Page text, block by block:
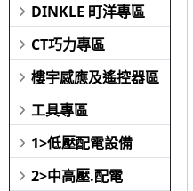
DINKLE 町洋專區
CT巧力專區
樓宇感應及遙控器區
工具專區
1>低壓配電設備
2>中高壓.配電